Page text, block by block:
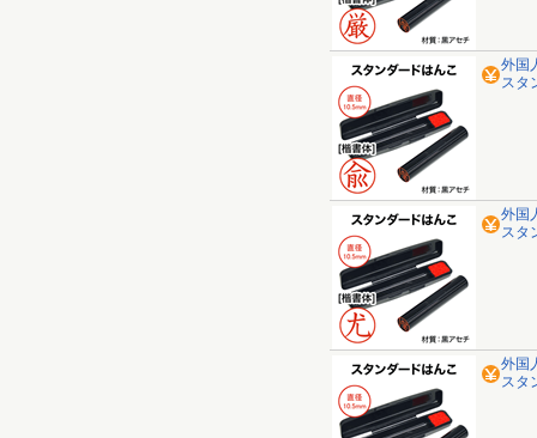
外国
スタ
外国
スタ
外国
スタ